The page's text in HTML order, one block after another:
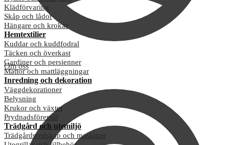
Om oss
Klädförvaring
Skåp och lådor
Hängare och krokar
Hemtextilier
Kuddar och kuddfodral
Täcken och överkast
Gardiner och persienner
Mattor och mattläggningar
Inredning och dekoration
Väggdekorationer
Belysning
Krukor och växter
Prydnadsföremål
Trädgård och utemiljö
Trädgårdsredskap och maskiner